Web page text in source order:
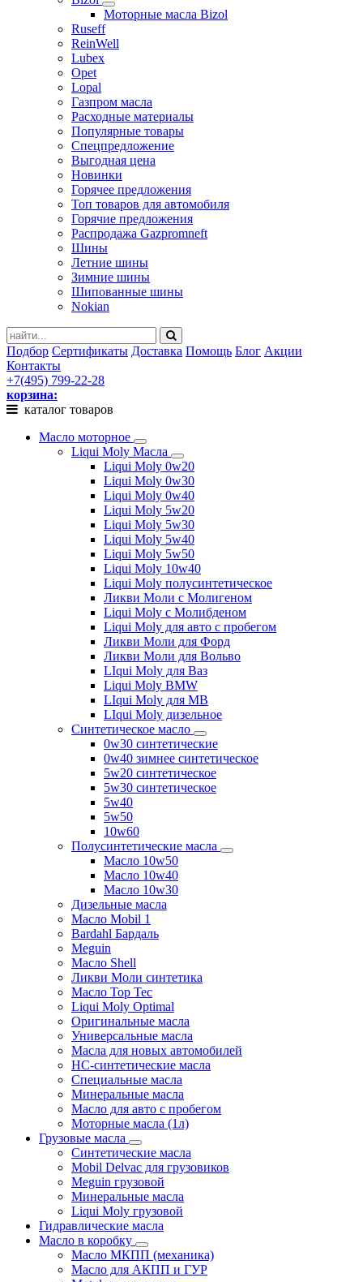
Моторные масла Bizol
Ruseff
ReinWell
Lubex
Opet
Lopal
Газпром масла
Расходные материалы
Популярные товары
Спецпредложение
Выгодная цена
Новинки
Горячее предложения
Топ товаров для автомобиля
Горячие предложения
Распродажа Gazpromneft
Шины
Летние шины
Зимние шины
Шипованные шины
Nokian
Подбор Сертификаты Доставка Помощь Блог Акции
Контакты
+7(495) 799-22-28
корзина:
каталог товаров
Масло моторное
Liqui Moly Масла
Liqui Moly 0w20
Liqui Moly 0w30
Liqui Moly 0w40
Liqui Moly 5w20
Liqui Moly 5w30
Liqui Moly 5w40
Liqui Moly 5w50
Liqui Moly 10w40
Liqui Moly полусинтетическое
Ликви Моли с Молигеном
Liqui Moly с Молибденом
Liqui Moly для авто с пробегом
Ликви Моли для Форд
Ликви Моли для Вольво
LIqui Moly для Ваз
Liqui Moly BMW
LIqui Moly для MB
LIqui Moly дизельное
Синтетическое масло
0w30 синтетические
0w40 зимнее синтетическое
5w20 синтетическое
5w30 синтетическое
5w40
5w50
10w60
Полусинтетические масла
Масло 10w50
Масло 10w40
Масло 10w30
Дизельные масла
Масло Mobil 1
Bardahl Бардаль
Meguin
Масло Shell
Ликви Моли синтетика
Масло Top Tec
Liqui Moly Optimal
Оригинальные масла
Универсальные масла
Масла для новых автомобилей
HC-синтетические масла
Специальные масла
Минеральные масла
Масло для авто с пробегом
Моторные масла (1л)
Грузовые масла
Синтетические масла
Mobil Delvac для грузовиков
Meguin грузовой
Минеральные масла
Liqui Moly грузовой
Гидравлические масла
Масло в коробку
Масло МКПП (механика)
Масло для АКПП и ГУР